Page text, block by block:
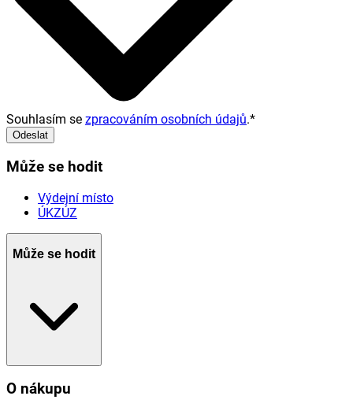
Souhlasím se zpracováním osobních údajů.*
Odeslat
Může se hodit
Výdejní místo
ÚKZÚZ
Může se hodit
O nákupu